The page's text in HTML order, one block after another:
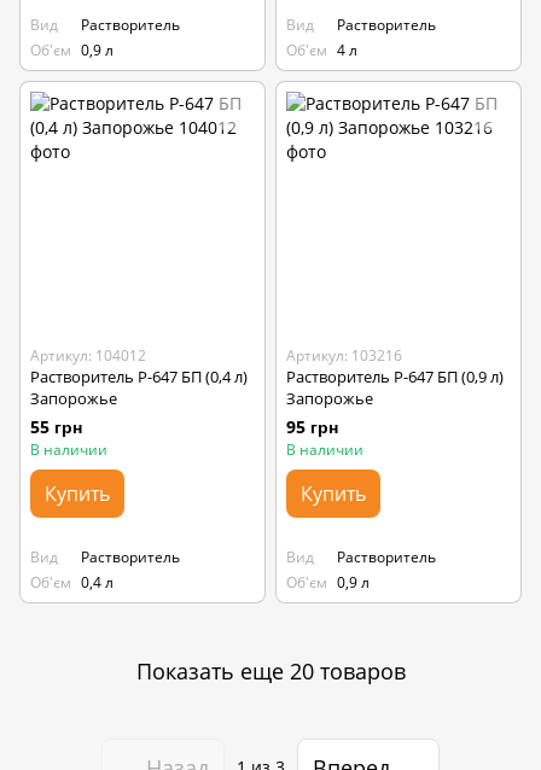
Вид
Растворитель
Об'єм 0,9 л
Вид
Растворитель
Об'єм 4 л
Артикул: 104012
Растворитель Р-647 БП (0,4 л)
Запорожье
55 грн
В наличии
Купить
Вид
Растворитель
Об'єм 0,4 л
Артикул: 103216
Растворитель Р-647 БП (0,9 л)
Запорожье
95 грн
В наличии
Купить
Вид
Растворитель
Об'єм 0,9 л
Показать еще 20 товаров